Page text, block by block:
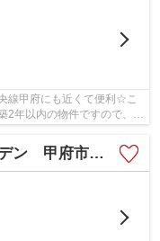
線甲府にも近くて便利☆こ
2年以内の物件ですので、外
件を備...
府市富竹4丁目